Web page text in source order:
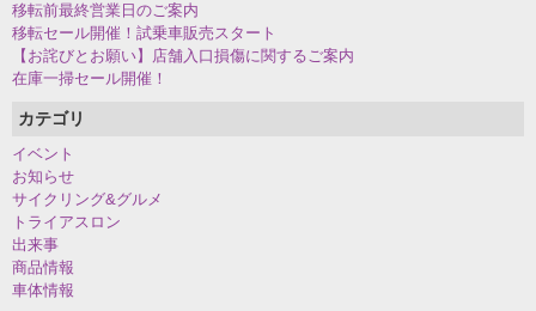
移転前最終営業日のご案内
移転セール開催！試乗車販売スタート
【お詫びとお願い】店舗入口損傷に関するご案内
在庫一掃セール開催！
カテゴリ
イベント
お知らせ
サイクリング&グルメ
トライアスロン
出来事
商品情報
車体情報